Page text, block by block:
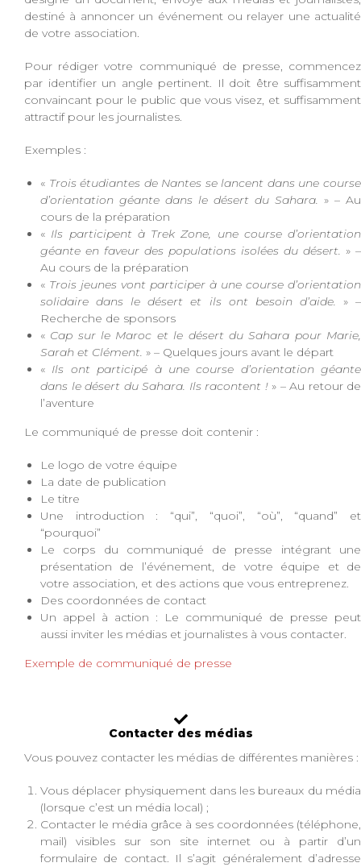
destiné à annoncer un événement ou relayer une actualité
de votre association.
Pour rédiger votre communiqué de presse, commencez
par identifier un angle pertinent. Il doit être suffisamment
convaincant pour le public que vous visez, et suffisamment
attractif pour les journalistes.
Exemples :
« Trois étudiantes de Nantes se lancent dans une course
d’orientation géante dans le désert du Sahara. » – Au
cours de la préparation
« Ils participent à Trek Zone, une course d’orientation
géante en faveur des populations isolées du désert. » –
Au cours de la préparation
« Trois jeunes vont participer à une course d’orientation
solidaire dans le désert et ils ont besoin d’aide. » –
Recherche de sponsors
« Cap sur le Maroc et le désert du Sahara pour Marie,
Sarah et Clément. » – Quelques jours avant le départ
« Ils ont participé à une course d’orientation géante
dans le désert du Sahara. Ils racontent !» – Au retour de
l’aventure
Le communiqué de presse doit contenir :
Le logo de votre équipe
La date de publication
Le titre
Une introduction : “qui”, “quoi”, “où”, “quand” et
“pourquoi”
Le corps du communiqué de presse intégrant une
présentation de l’événement, de votre équipe et de
votre association, et des actions que vous entreprenez.
Des coordonnées de contact
Un appel à action : Le communiqué de presse peut
aussi inviter les médias et journalistes à vous contacter.
Exemple de communiqué de presse
Contacter des médias
Vous pouvez contacter les médias de différentes manières :
Vous déplacer physiquement dans les bureaux du média
(lorsque c’est un média local) ;
Contacter le média grâce à ses coordonnées (téléphone,
mail) visibles sur son site internet ou à partir d’un
formulaire de contact. Il s’agit généralement d’adresse